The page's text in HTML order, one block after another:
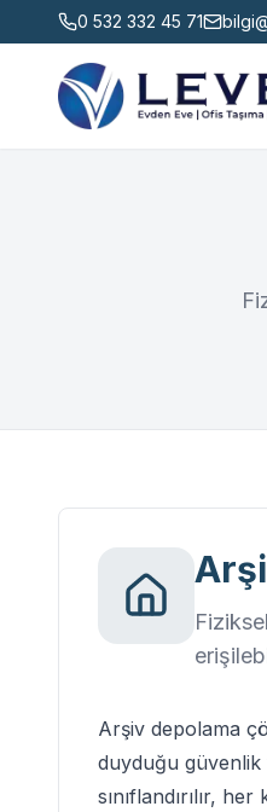
0 532 332 45 71
Arşiv depolama
duyduğu güvenlik
sınıflandırılır,